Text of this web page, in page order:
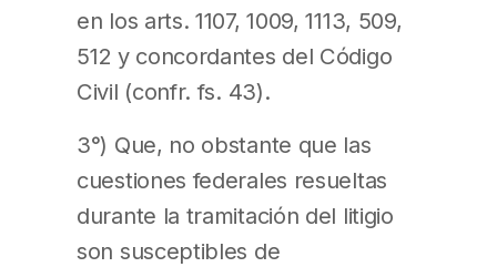
en los arts. 1107, 1009, 1113, 509,
512 y concordantes del Código
Civil (confr. fs. 43).
3°) Que, no obstante que las
cuestiones federales resueltas
durante la tramitación del litigio
son susceptibles de